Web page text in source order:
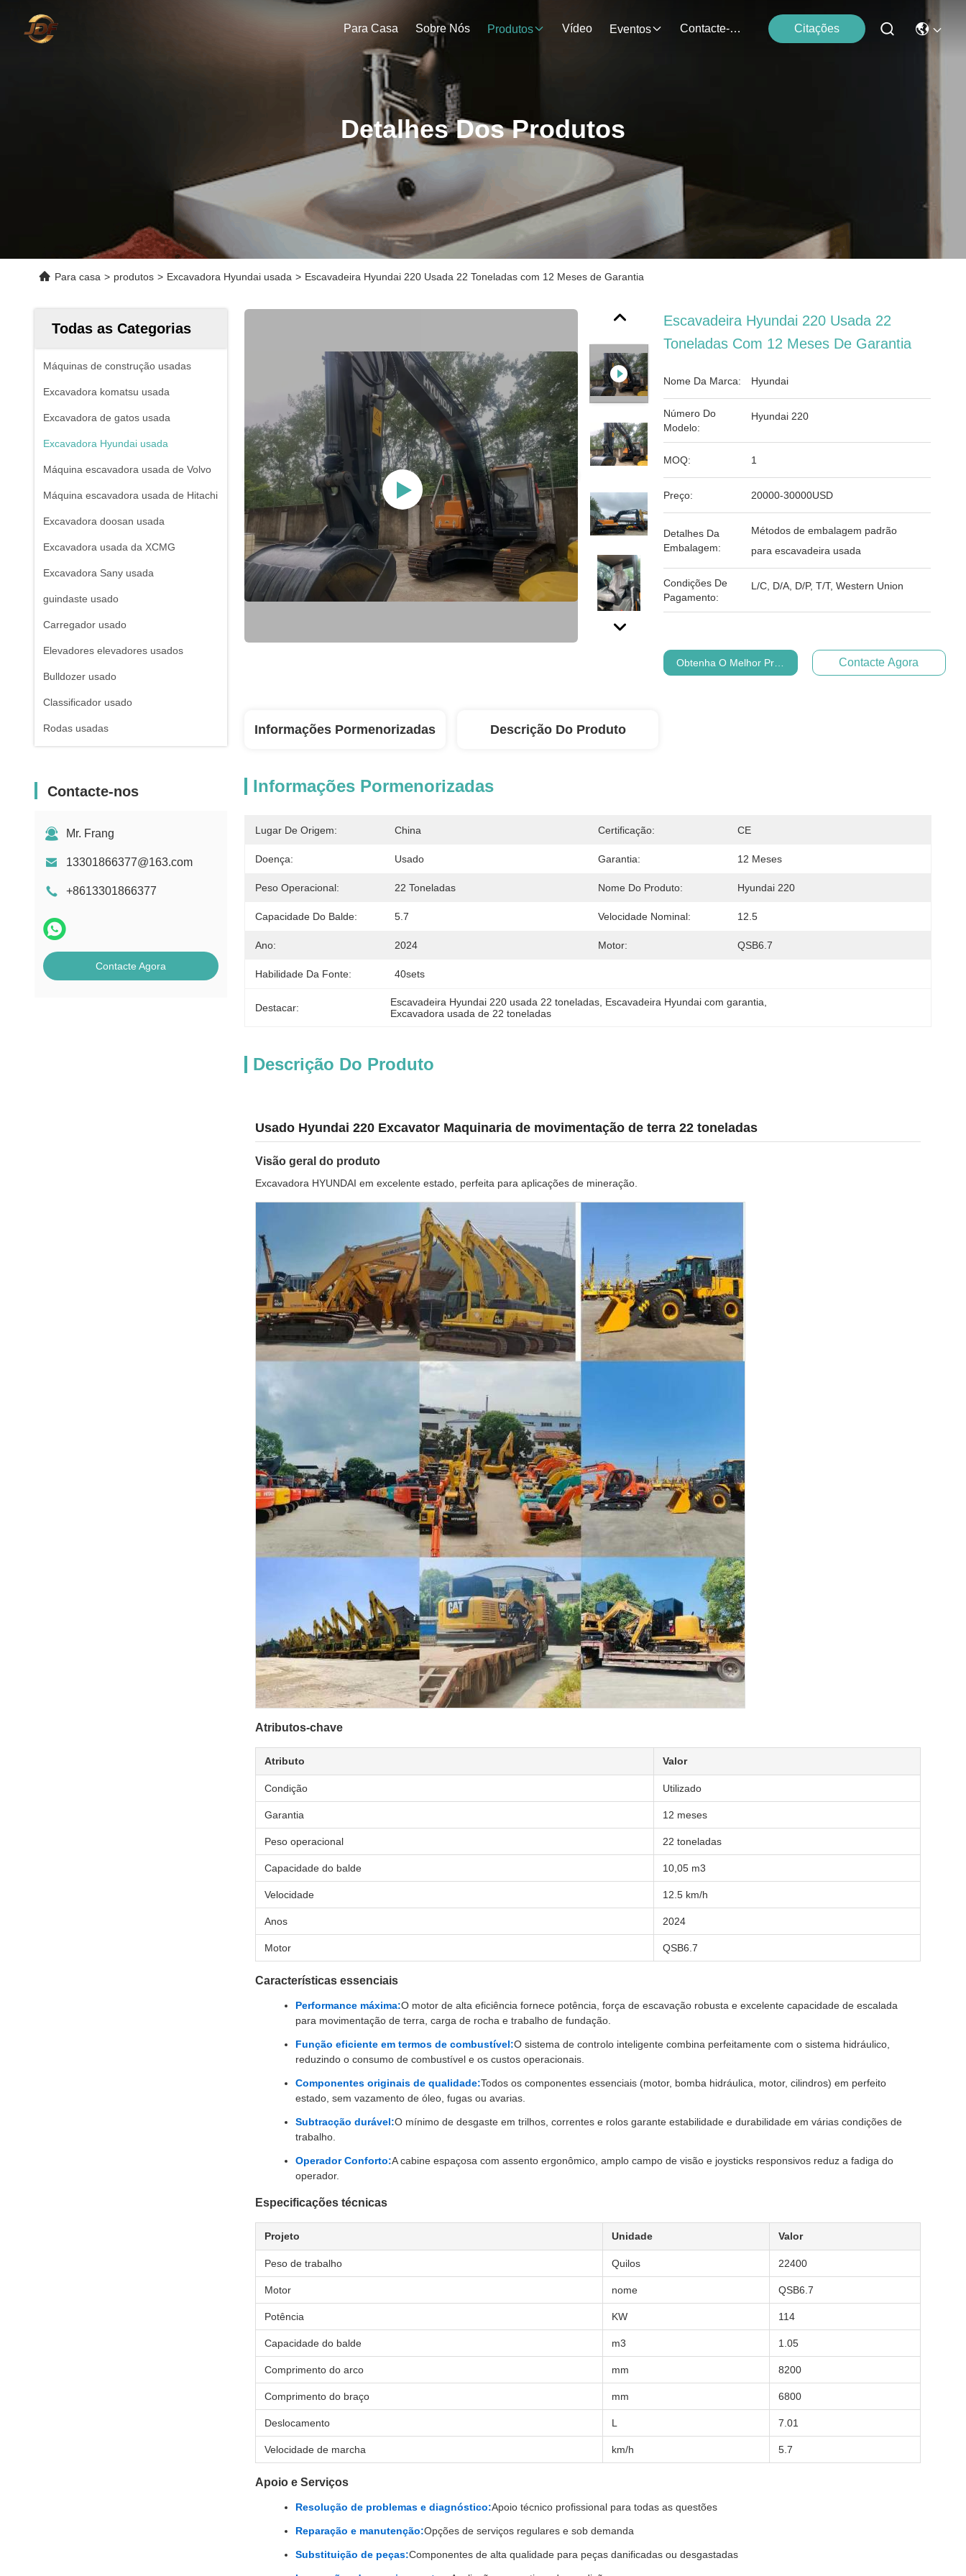
Para Casa Sobre Nós Produtos Vídeo Eventos Contacte-Nos Citações
Detalhes Dos Produtos
Para casa > produtos > Excavadora Hyundai usada > Escavadeira Hyundai 220 Usada 22 Toneladas com 12 Meses de Garantia
Todas as Categorias
Máquinas de construção usadas
Excavadora komatsu usada
Excavadora de gatos usada
Excavadora Hyundai usada
Máquina escavadora usada de Volvo
Máquina escavadora usada de Hitachi
Excavadora doosan usada
Excavadora usada da XCMG
Excavadora Sany usada
guindaste usado
Carregador usado
Elevadores elevadores usados
Bulldozer usado
Classificador usado
Rodas usadas
Contacte-nos
Mr. Frang
13301866377@163.com
+8613301866377
Contacte Agora
Escavadeira Hyundai 220 Usada 22
Toneladas Com 12 Meses De Garantia
Nome Da Marca: Hyundai
Número Do
Modelo:
Hyundai 220
MOQ: 1
Preço: 20000-30000USD
Detalhes Da
Embalagem:
Métodos de embalagem padrão
para escavadeira usada
Condições De
Pagamento:
L/C, D/A, D/P, T/T, Western Union
Obtenha O Melhor Preço Contacte Agora
Informações Pormenorizadas Descrição Do Produto
Informações Pormenorizadas
Lugar De Origem: China Certificação: CE
Doença: Usado Garantia: 12 Meses
Peso Operacional: 22 Toneladas Nome Do Produto: Hyundai 220
Capacidade Do Balde: 5.7 Velocidade Nominal: 12.5
Ano: 2024 Motor: QSB6.7
Habilidade Da Fonte: 40sets
Destacar: Escavadeira Hyundai 220 usada 22 toneladas Escavadeira Hyundai com garantia
Excavadora usada de 22 toneladas
Descrição Do Produto
Usado Hyundai 220 Excavator Maquinaria de movimentação de terra 22 toneladas
Visão geral do produto
Excavadora HYUNDAI em excelente estado, perfeita para aplicações de mineração.
Atributos-chave
Atributo Valor
Condição Utilizado
Garantia 12 meses
Peso operacional 22 toneladas
Capacidade do balde 10,05 m3
Velocidade 12.5 km/h
Anos 2024
Motor QSB6.7
Características essenciais
Performance máxima:O motor de alta eficiência fornece potência, força de escavação robusta e excelente capacidade de escalada
para movimentação de terra, carga de rocha e trabalho de fundação.
Função eficiente em termos de combustível:O sistema de controlo inteligente combina perfeitamente com o sistema hidráulico,
reduzindo o consumo de combustível e os custos operacionais.
Componentes originais de qualidade:Todos os componentes essenciais (motor, bomba hidráulica, motor, cilindros) em perfeito
estado, sem vazamento de óleo, fugas ou avarias.
Subtracção durável:O mínimo de desgaste em trilhos, correntes e rolos garante estabilidade e durabilidade em várias condições de
trabalho.
Operador Conforto:A cabine espaçosa com assento ergonômico, amplo campo de visão e joysticks responsivos reduz a fadiga do
operador.
Especificações técnicas
Projeto Unidade Valor
Peso de trabalho Quilos 22400
Motor nome QSB6.7
Potência KW 114
Capacidade do balde m3 1.05
Comprimento do arco mm 8200
Comprimento do braço mm 6800
Deslocamento L 7.01
Velocidade de marcha km/h 5.7
Apoio e Serviços
Resolução de problemas e diagnóstico:Apoio técnico profissional para todas as questões
Reparação e manutenção:Opções de serviços regulares e sob demanda
Substituição de peças:Componentes de alta qualidade para peças danificadas ou desgastadas